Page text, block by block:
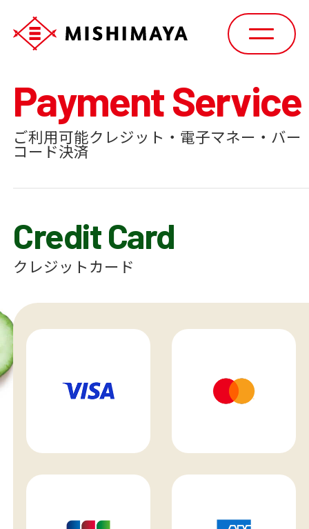
Payment Service
ご利用可能クレジット・電子マネー・バー
コード決済
Credit Card
クレジットカード